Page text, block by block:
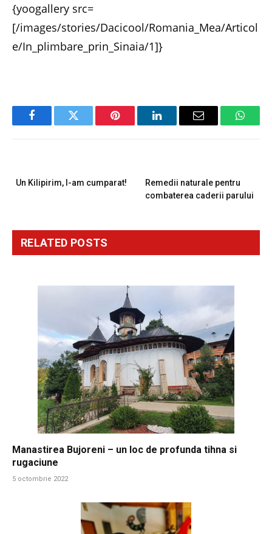
{yoogallery src=
[/images/stories/Dacicool/Romania_Mea/Articol
e/In_plimbare_prin_Sinaia/1]}
FacebookTwitter Pinterest LinkedInEmail
Un Kilipirim, l-am cumparat!
Remedii naturale pentru
combaterea caderii parului
RELATED POSTS
Manastirea Bujoreni – un loc de profunda tihna si
rugaciune
5 octombrie 2022